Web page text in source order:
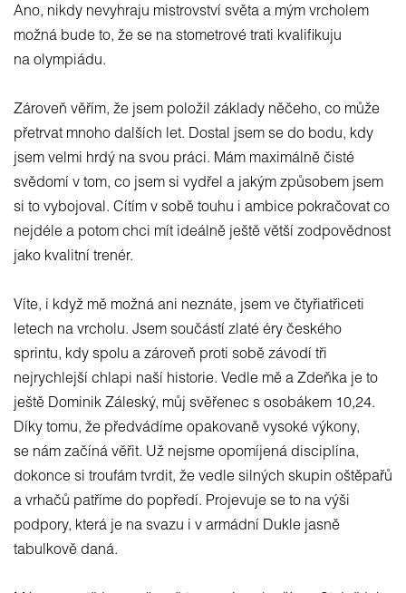
Ano, nikdy nevyhraju mistrovství světa a mým vrcholem
možná bude to, že se na stometrové trati kvalifikuju
na olympiádu.
Zároveň věřím, že jsem položil základy něčeho, co může
přetrvat mnoho dalších let. Dostal jsem se do bodu, kdy
jsem velmi hrdý na svou práci. Mám maximálně čisté
svědomí v tom, co jsem si vydřel a jakým způsobem jsem
si to vybojoval. Cítím v sobě touhu i ambice pokračovat co
nejdéle a potom chci mít ideálně ještě větší zodpovědnost
jako kvalitní trenér.
Víte, i když mě možná ani neznáte, jsem ve čtyřiatřiceti
letech na vrcholu. Jsem součástí zlaté éry českého
sprintu, kdy spolu a zároveň proti sobě závodí tři
nejrychlejší chlapi naší historie. Vedle mě a Zdeňka je to
ještě Dominik Záleský, můj svěřenec s osobákem 10,24.
Díky tomu, že předvádíme opakovaně vysoké výkony,
se nám začíná věřit. Už nejsme opomíjená disciplína,
dokonce si troufám tvrdit, že vedle silných skupin oštěpařů
a vrhačů patříme do popředí. Projevuje se to na výši
podpory, která je na svazu i v armádní Dukle jasně
tabulkově daná.